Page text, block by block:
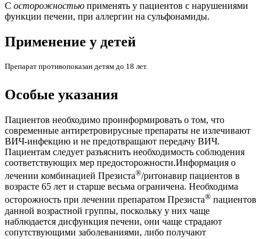
С осторожностью применять у пациентов с нарушениями
функции печени, при аллергии на сульфонамиды.
Применение у детей
Препарат противопоказан детям до 18 лет.
Особые указания
Пациентов необходимо проинформировать о том, что
современные антиретровирусные препараты не излечивают
ВИЧ-инфекцию и не предотвращают передачу ВИЧ.
Пациентам следует разъяснить необходимость соблюдения
соответствующих мер предосторожности.Информация о
лечении комбинацией Презиста®/ритонавир пациентов в
возрасте 65 лет и старше весьма ограничена. Необходима
осторожность при лечении препаратом Презиста® пациентов
данной возрастной группы, поскольку у них чаще
наблюдается дисфункция печени, они чаще страдают
сопутствующими заболеваниями, либо получают